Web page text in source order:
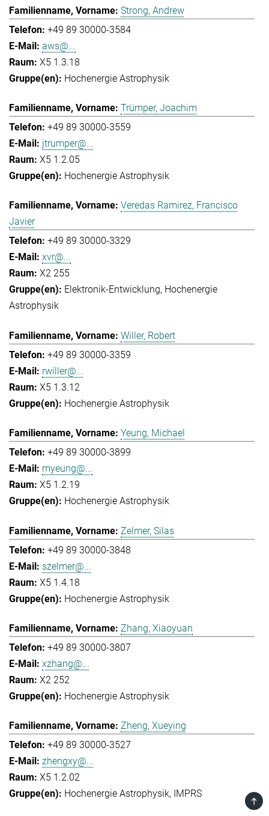
Strong, Andrew
+49 89 30000-3584
aws@...
X5 1.3.18
Hochenergie Astrophysik
Trümper, Joachim
+49 89 30000-3559
jtrumper@...
X5 1.2.05
Hochenergie Astrophysik
Veredas Ramirez, Francisco
Javier
+49 89 30000-3329
xvr@...
X2 255
Elektronik-Entwicklung Hochenergie
Astrophysik
Willer, Robert
+49 89 30000-3359
rwiller@...
X5 1.3.12
Hochenergie Astrophysik
Yeung, Michael
+49 89 30000-3899
myeung@...
X5 1.2.19
Hochenergie Astrophysik
Zelmer, Silas
+49 89 30000-3848
szelmer@...
X5 1.4.18
Hochenergie Astrophysik
Zhang, Xiaoyuan
+49 89 30000-3807
xzhang@...
X2 252
Hochenergie Astrophysik
Zheng, Xueying
+49 89 30000-3527
zhengxy@...
X5 1.2.02
Hochenergie Astrophysik
IMPRS
TOP